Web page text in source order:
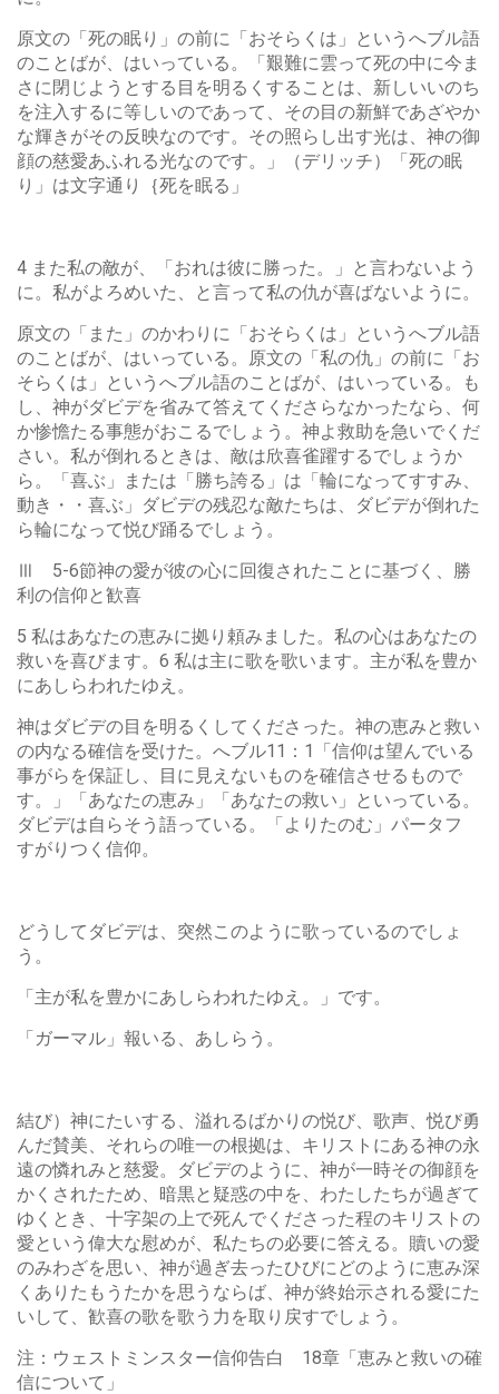
原文の「死の眠り」の前に「おそらくは」というへブル語
のことばが、はいっている。「艱難に雲って死の中に今ま
さに閉じようとする目を明るくすることは、新しいいのち
を注入するに等しいのであって、その目の新鮮であざやか
な輝きがその反映なのです。その照らし出す光は、神の御
顔の慈愛あふれる光なのです。」（デリッチ）「死の眠
り」は文字通り｛死を眠る」
4 また私の敵が、「おれは彼に勝った。」と言わないよう
に。私がよろめいた、と言って私の仇が喜ばないように。
原文の「また」のかわりに「おそらくは」というへブル語
のことばが、はいっている。原文の「私の仇」の前に「お
そらくは」というへブル語のことばが、はいっている。も
し、神がダビデを省みて答えてくださらなかったなら、何
か惨憺たる事態がおこるでしょう。神よ救助を急いでくだ
さい。私が倒れるときは、敵は欣喜雀躍するでしょうか
ら。「喜ぶ」または「勝ち誇る」は「輪になってすすみ、
動き・・喜ぶ」ダビデの残忍な敵たちは、ダビデが倒れた
ら輪になって悦び踊るでしょう。
Ⅲ 5-6節神の愛が彼の心に回復されたことに基づく、勝
利の信仰と歓喜
5 私はあなたの恵みに拠り頼みました。私の心はあなたの
救いを喜びます。6 私は主に歌を歌います。主が私を豊か
にあしらわれたゆえ。
神はダビデの目を明るくしてくださった。神の恵みと救い
の内なる確信を受けた。へブル11：1「信仰は望んでいる
事がらを保証し、目に見えないものを確信させるもので
す。」「あなたの恵み」「あなたの救い」といっている。
ダビデは自らそう語っている。「よりたのむ」パータフ
すがりつく信仰。
どうしてダビデは、突然このように歌っているのでしょ
う。
「主が私を豊かにあしらわれたゆえ。」です。
「ガーマル」報いる、あしらう。
結び）神にたいする、溢れるばかりの悦び、歌声、悦び勇
んだ賛美、それらの唯一の根拠は、キリストにある神の永
遠の憐れみと慈愛。ダビデのように、神が一時その御顔を
かくされたため、暗黒と疑惑の中を、わたしたちが過ぎて
ゆくとき、十字架の上で死んでくださった程のキリストの
愛という偉大な慰めが、私たちの必要に答える。贖いの愛
のみわざを思い、神が過ぎ去ったひびにどのように恵み深
くありたもうたかを思うならば、神が終始示される愛にた
いして、歓喜の歌を歌う力を取り戻すでしょう。
注：ウェストミンスター信仰告白 18章「恵みと救いの確
信について」